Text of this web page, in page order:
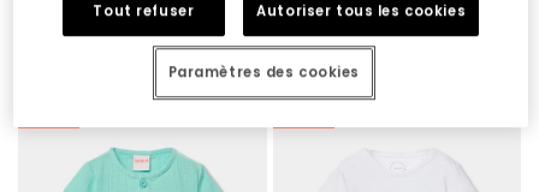
32,95 €
16,45 €
Tout refuser Autoriser tous les cookies
Paramètres des cookies